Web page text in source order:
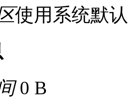
使用系统默认
0 B